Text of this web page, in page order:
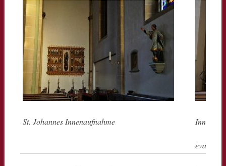
St. Johannes Innenaufnahme